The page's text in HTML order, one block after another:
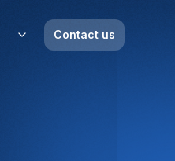
Contact us